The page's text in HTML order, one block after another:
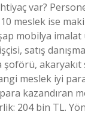
var?
meslek ise
mobilya imalat
satış
akaryakıt
meslek iyi
kazandıran
204 bin TL.